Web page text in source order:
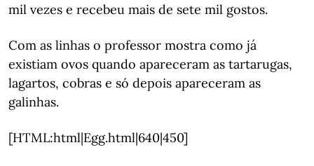
mil vezes e recebeu mais de sete mil gostos.
Com as linhas o professor mostra como já
existiam ovos quando apareceram as tartarugas,
lagartos, cobras e só depois apareceram as
galinhas.
[HTML:html|Egg.html|640|450]